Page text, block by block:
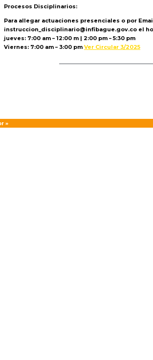
Procesos Disciplinarios:
Para allegar actuaciones presenciales o por
instruccion_disciplinario@infibague.gov.co el
jueves: 7:00 am – 12:00 m | 2:00 pm – 5:30 pm
Viernes: 7:00 am – 3:00 pm Ver Circular 3/2025
»